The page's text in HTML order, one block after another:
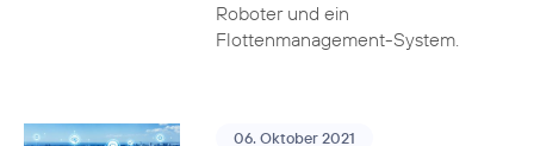
Roboter und ein
Flottenmanagement-System.
06. Oktober 2021